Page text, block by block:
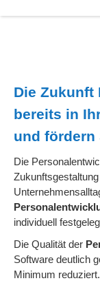
Die Zukunft
bereits in
und fördern
Die
individuell
Die Qualität der
Software deutlich
Minimum